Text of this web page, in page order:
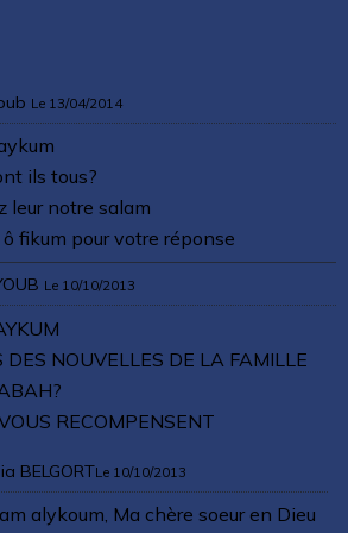
Le 13/04/2014
ils tous?
leur notre salam
fikum pour votre réponse
Le 10/10/2013
DES NOUVELLES DE LA FAMILLE
RECOMPENSENT
BELGORTLe 10/10/2013
alykoum, Ma chère soeur en Dieu